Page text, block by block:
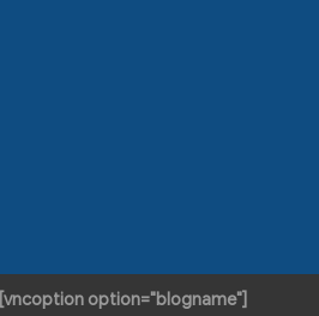
[vncoption option="blogname"]